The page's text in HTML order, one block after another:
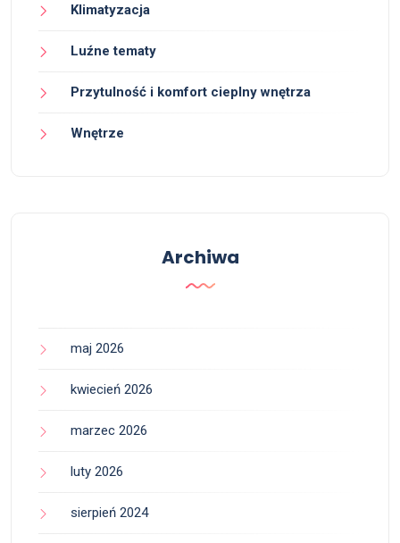
Klimatyzacja
Luźne tematy
Przytulność i komfort cieplny wnętrza
Wnętrze
Archiwa
maj 2026
kwiecień 2026
marzec 2026
luty 2026
sierpień 2024